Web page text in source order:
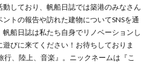
しており、帆船日誌では築港のみなさん
トの報告や訪れた建物についてSNSを通
帆船日誌は私たち自身でリノベーションし
びに来てください！お待ちしておりま
行、陸上、音楽』。ニックネームは『こ